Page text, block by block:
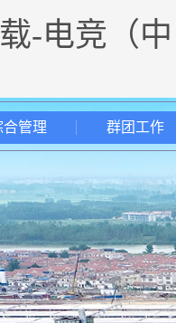
-电竞（中
合管理 群团工作